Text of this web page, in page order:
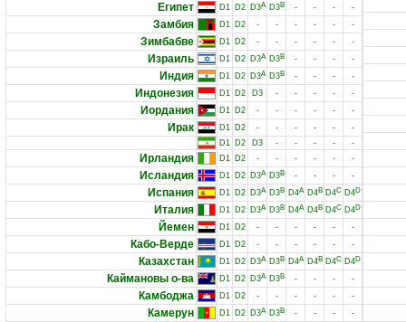
Египет D1 D2 D3A D3B - - - -
Замбия D1 D2 - - - - - -
Зимбабве D1 D2 - - - - - -
Израиль D1 D2 D3A D3B - - - -
Индия D1 D2 D3A D3B - - - -
Индонезия D1 D2 D3 - - - - -
Иордания D1 D2 - - - - - -
Ирак D1 D2 - - - - -
-
D1 D2 D3 - - - - -
Ирландия D1 D2 - - - - - -
Исландия D1 D2 D3A D3B - - - -
Испания D1 D2 D3A D3B D4A D4B D4C D4D
Италия D1 D2 D3A D3B D4A D4B D4C D4D
Йемен D1 D2 - - - - - -
Кабо-Верде D1 D2 - - - - - -
Казахстан D1 D2 D3A D3B D4A D4B D4C D4D
Каймановы о-ва D1 D2 D3A D3B - - - -
Камбоджа D1 D2 - - - - - -
Камерун D1 D2 D3A D3B - - - -